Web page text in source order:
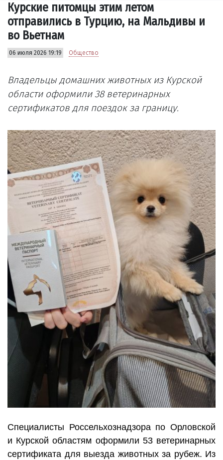
Курские питомцы этим летом
отправились в Турцию, на Мальдивы и
во Вьетнам
06 июля 2026 19:19 Общество
Владельцы домашних животных из Курской
области оформили 38 ветеринарных
сертификатов для поездок за границу.
Специалисты Россельхознадзора по Орловской
и Курской областям оформили 53 ветеринарных
сертификата для выезда животных за рубеж. Из